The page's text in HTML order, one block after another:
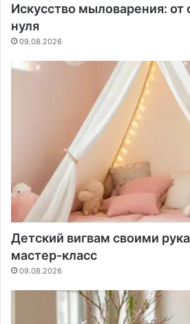
Искусство мыловарения: от
нуля
09.08.2026
Детский вигвам своими
мастер-класс
09.08.2026